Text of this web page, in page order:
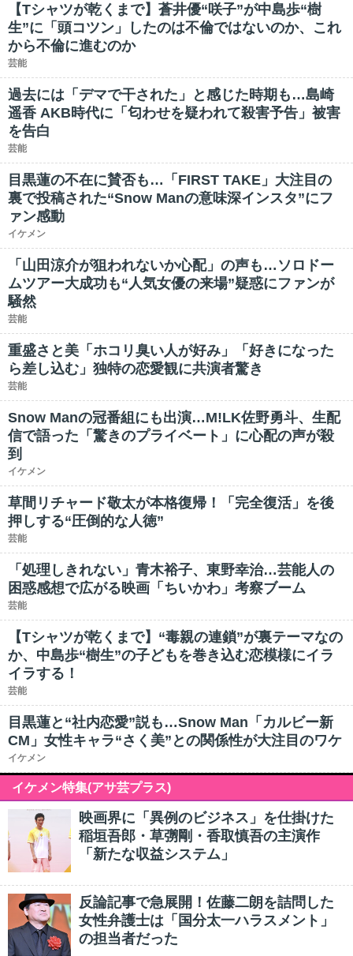
【Tシャツが乾くまで】蒼井優“咲子”が中島歩“樹
生”に「頭コツン」したのは不倫ではないのか、これ
から不倫に進むのか
芸能
過去には「デマで干された」と感じた時期も…島崎
遥香 AKB時代に「匂わせを疑われて殺害予告」被害
を告白
芸能
目黒蓮の不在に賛否も…「FIRST TAKE」大注目の
裏で投稿された“Snow Manの意味深インスタ”にフ
ァン感動
イケメン
「山田涼介が狙われないか心配」の声も…ソロドー
ムツアー大成功も“人気女優の来場”疑惑にファンが
騒然
芸能
重盛さと美「ホコリ臭い人が好み」「好きになった
ら差し込む」独特の恋愛観に共演者驚き
芸能
Snow Manの冠番組にも出演…M!LK佐野勇斗、生配
信で語った「驚きのプライベート」に心配の声が殺
到
イケメン
草間リチャード敬太が本格復帰！「完全復活」を後
押しする“圧倒的な人徳”
芸能
「処理しきれない」青木裕子、東野幸治…芸能人の
困惑感想で広がる映画「ちいかわ」考察ブーム
芸能
【Tシャツが乾くまで】“毒親の連鎖”が裏テーマなの
か、中島歩“樹生”の子どもを巻き込む恋模様にイラ
イラする！
芸能
目黒蓮と“社内恋愛”説も…Snow Man「カルビー新
CM」女性キャラ“さく美”との関係性が大注目のワケ
イケメン
イケメン特集(アサ芸プラス)
映画界に「異例のビジネス」を仕掛けた
稲垣吾郎・草彅剛・香取慎吾の主演作
「新たな収益システム」
反論記事で急展開！佐藤二朗を詰問した
女性弁護士は「国分太一ハラスメント」
の担当者だった